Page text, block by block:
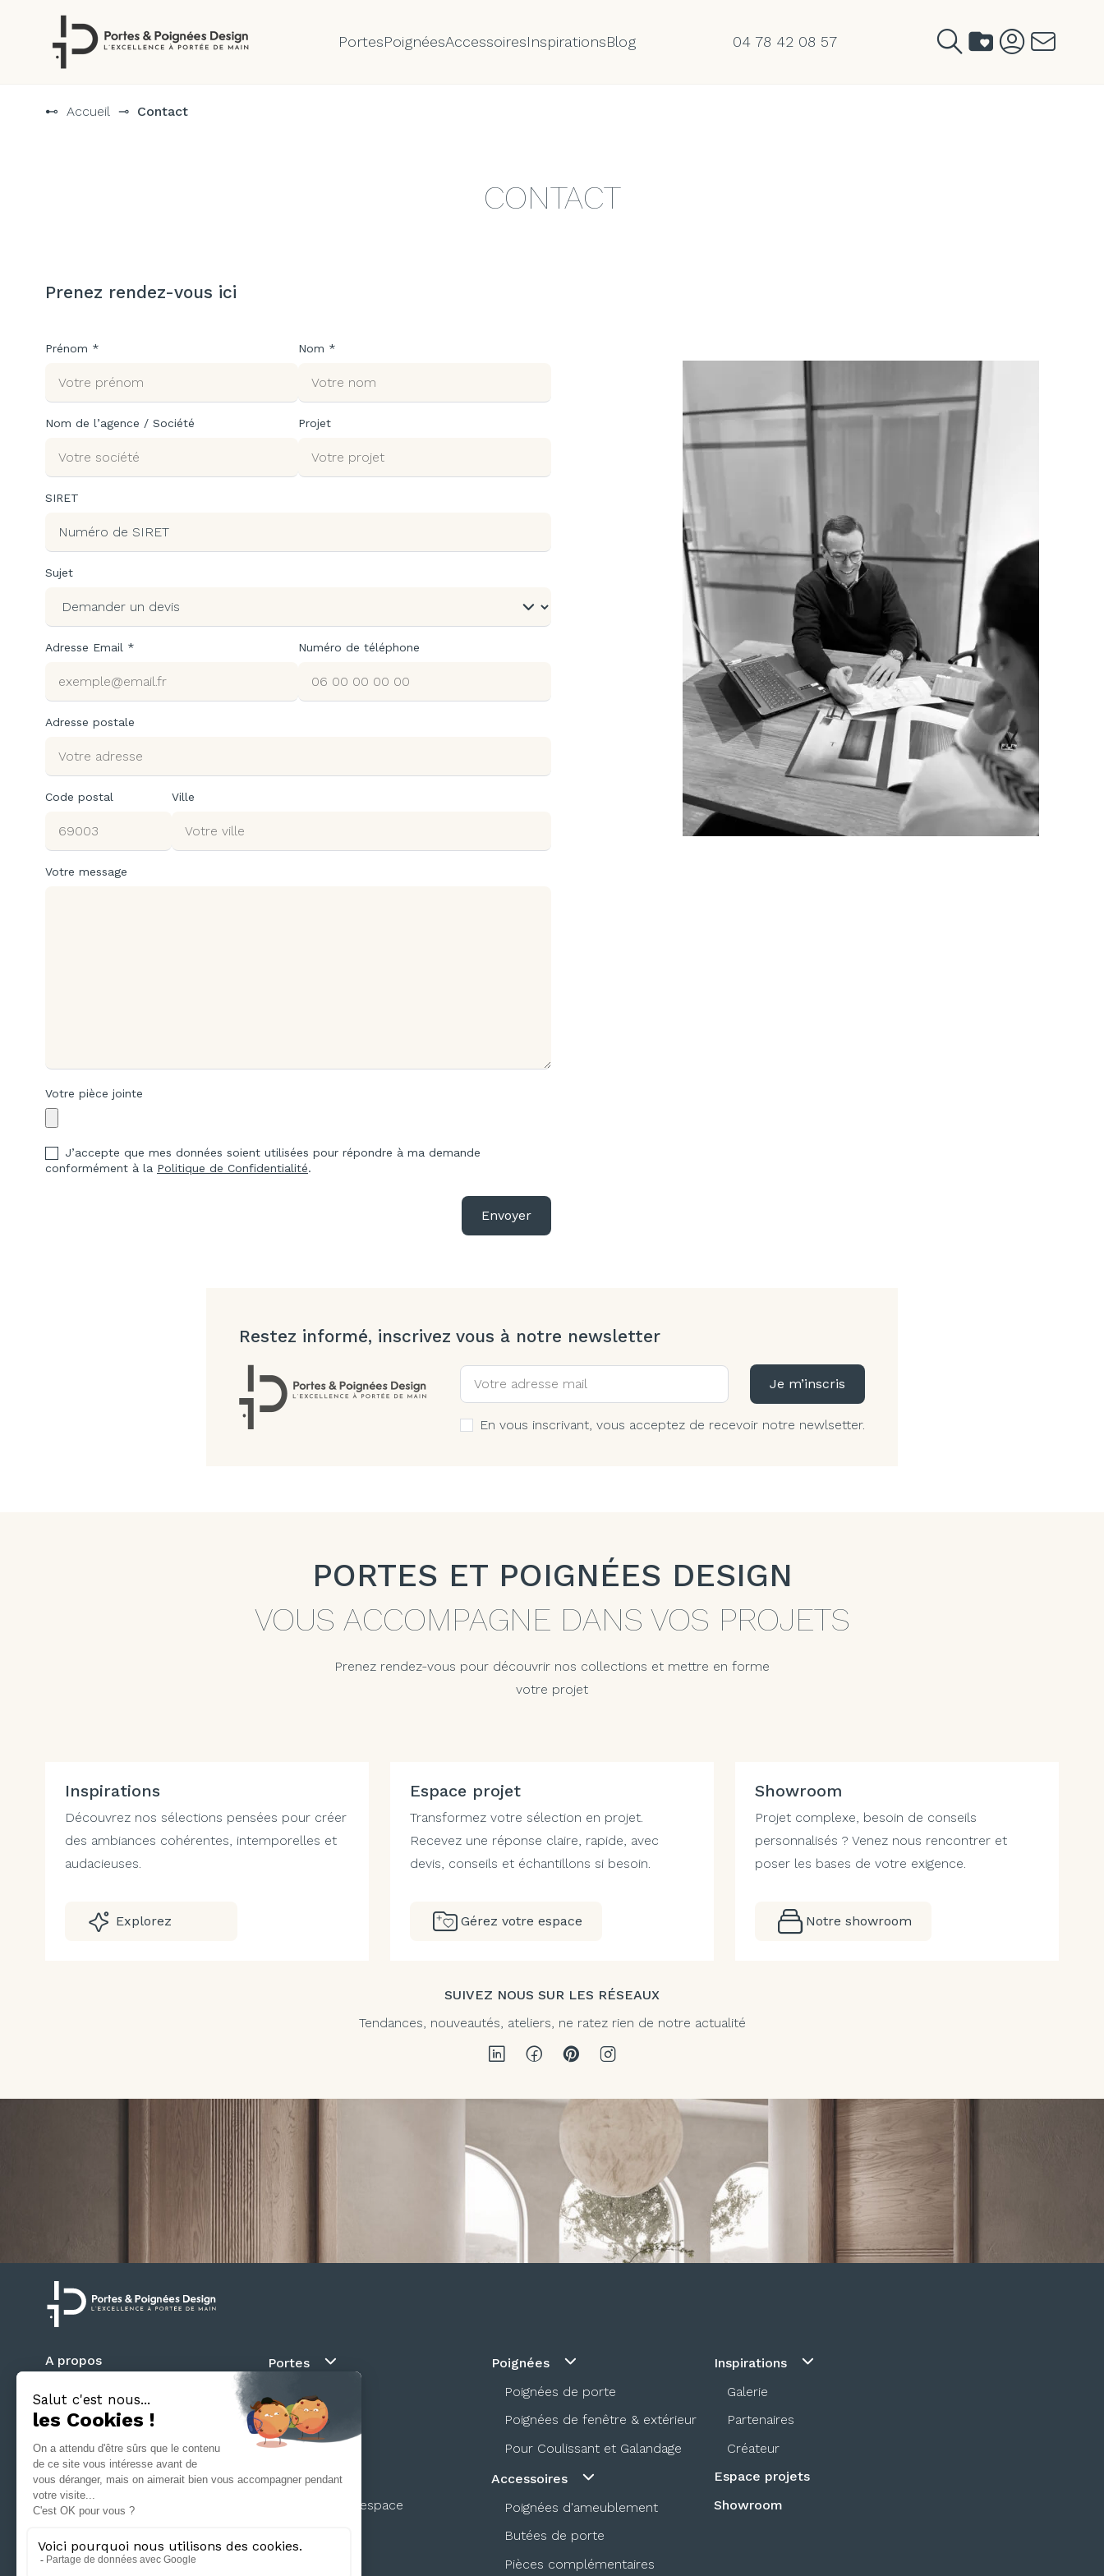
PortesPoignéesAccessoiresInspirationsBlog 04 78 42 08 57
⊷ Accueil ⊸ Contact
CONTACT
Prenez rendez-vous ici
Prénom * Nom *
Nom de l’agence / Société Projet
SIRET
Sujet
Adresse Email * Numéro de téléphone
Adresse postale
Code postal Ville
Votre message
Votre pièce jointe
J’accepte que mes données soient utilisées pour répondre à ma demande
conformément à la Politique de Confidentialité.
Envoyer
Restez informé, inscrivez vous à notre newsletter
Je m’inscris
En vous inscrivant, vous acceptez de recevoir notre newlsetter.
PORTES ET POIGNÉES DESIGN
VOUS ACCOMPAGNE DANS VOS PROJETS
Prenez rendez-vous pour découvrir nos collections et mettre en forme
votre projet
Inspirations
Découvrez nos sélections pensées pour créer
des ambiances cohérentes, intemporelles et
audacieuses.
Explorez
Espace projet
Transformez votre sélection en projet.
Recevez une réponse claire, rapide, avec
devis, conseils et échantillons si besoin.
Gérez votre espace
Showroom
Projet complexe, besoin de conseils
personnalisés ? Venez nous rencontrer et
poser les bases de votre exigence.
Notre showroom
SUIVEZ NOUS SUR LES RÉSEAUX
Tendances, nouveautés, ateliers, ne ratez rien de notre actualité
Portes
Battante
Coulissante
Galandage
Séparation d’espace
Poignées
Poignées de porte
Poignées de fenêtre & extérieur
Pour Coulissant et Galandage
Accessoires
Poignées d'ameublement
Butées de porte
Pièces complémentaires
Inspirations
Galerie
Partenaires
Créateur
Espace projets
Showroom
A propos
Contact
Suivez nous